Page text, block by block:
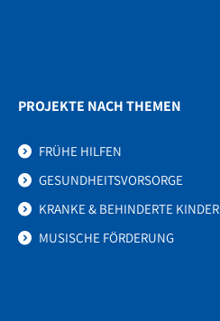
PROJEKTE NACH THEMEN
FRÜHE HILFEN
GESUNDHEITSVORSORGE
KRANKE & BEHINDERTE KINDER
MUSISCHE FÖRDERUNG